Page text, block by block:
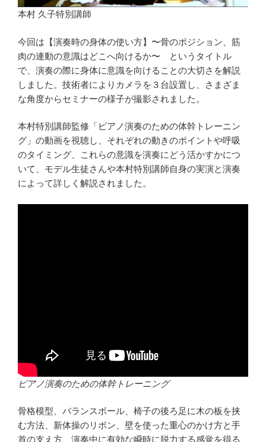
本村 久子特別講師
今回は【演奏時の身体の使い方】〜骨のポジション、筋
肉の連動の意識はどこへ向けるか〜 というタイトル
で、演奏の際に身体に意識を向けることの大切さを解説
しました。技術者によりカメラを３台設置し、さまざま
な角度からセミナーの様子が撮影されました。
本村特別講師監修「ピアノ演奏のための体幹トレーニン
グ」の動画を視聴し、それぞれの動きのポイントや呼吸
のタイミング、これらの意識を演奏にどう活かすかにつ
いて、モデル生徒さんや本村特別講師自身の実演と演奏
によって詳しく解説されました。
ピアノ演奏のための体幹トレーニング
骨格模型、バランスボール、椅子の後ろ足に木の板を挟
む方法、新体操のリボン、壁を使った重心のかけ方と手
首の支え方、演奏中に有効な瞬時に脱力する感覚を得る